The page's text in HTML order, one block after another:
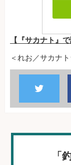
【『サカナト』で
＜れお／サカナ
「